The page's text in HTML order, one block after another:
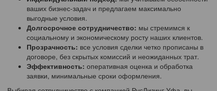
ваших бизнес-задач и предлагаем максимально
выгодные условия.
Долгосрочное сотрудничество: мы стремимся к
социальному и экономическому росту наших клиентов.
Прозрачность: все условия сделки четко прописаны в
договоре, без скрытых комиссий и неожиданных трат.
Эффективность: оперативная оценка и обработка
заявки, минимальные сроки оформления.